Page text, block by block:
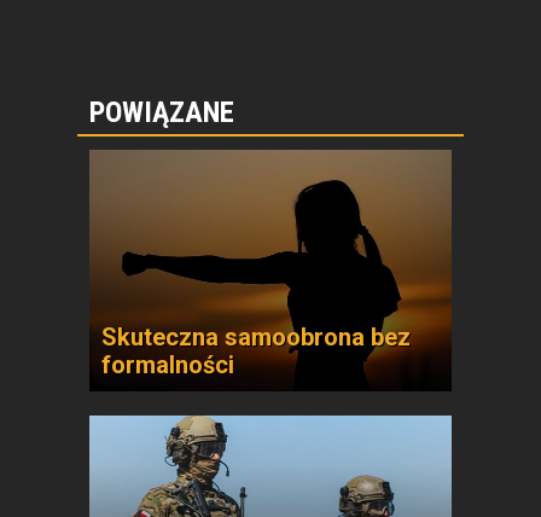
POWIĄZANE
Skuteczna samoobrona bez
formalności